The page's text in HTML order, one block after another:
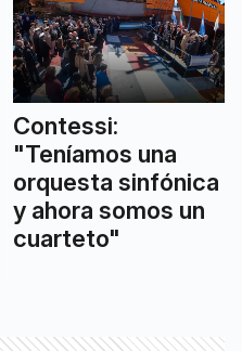
Contessi:
"Teníamos una
orquesta sinfónica
y ahora somos un
cuarteto"